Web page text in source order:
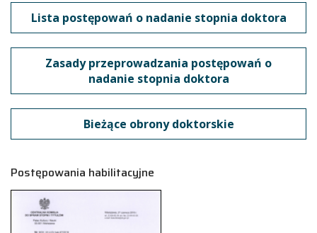
Lista postępowań o nadanie stopnia doktora
Zasady przeprowadzania postępowań o
nadanie stopnia doktora
Bieżące obrony doktorskie
Postępowania habilitacyjne